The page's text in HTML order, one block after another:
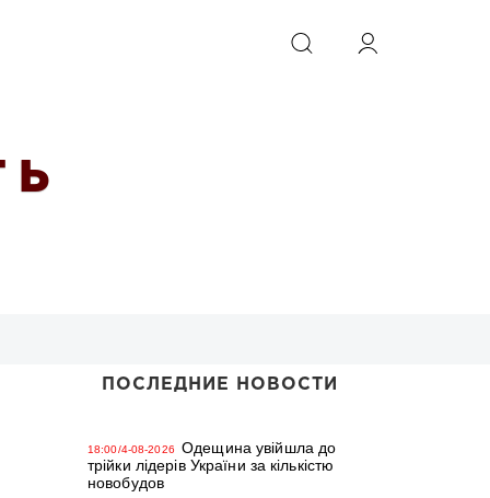
ИСКАТЬ
Ь
ПОСЛЕДНИЕ НОВОСТИ
18:00/4-08-2026
Одещина увійшла до
трійки лідерів України за кількістю
новобудов